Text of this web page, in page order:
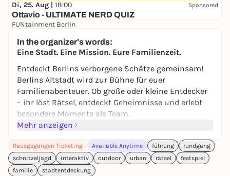
Di, 25. Aug | 18:00 Sponsored
Ottavio - ULTIMATE NERD QUIZ
FUNtainment Berlin
In the organizer's words:
Eine Stadt. Eine Mission. Eure Familienzeit.
Entdeckt Berlins verborgene Schätze gemeinsam!
Berlins Altstadt wird zur Bühne für euer
Familienabenteuer. Ob große oder kleine Entdecker
– ihr löst Rätsel, entdeckt Geheimnisse und erlebt
besondere Momente als Team.
Mit nur einem Ticket kann die ganze Familie
mitspielen.
Eine Schatzsuche zum Mitmachen
Vergesst langweilige Stadtrundgänge! Diese
Mehr anzeigen
Rausgegangen Ticketing Available Anytime führung
rundgang
schnitzeljagd
interaktiv outdoor urban rätsel
festspiel
familie
stadtentdeckung